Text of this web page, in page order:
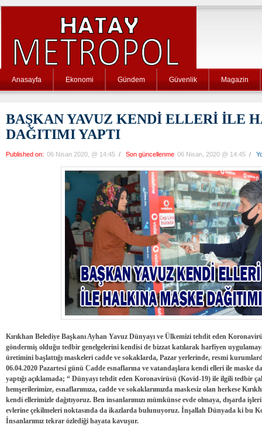
Anasayfa Ekonomi Gündem Güvenlik Magazin
BAŞKAN YAVUZ KENDİ ELLERİ İLE
DAĞITIMI YAPTI
Published on: 06 Nisan 2020, @ 14:45 / Son güncellenme 06 Nisan, 2020 @ 14:45 /
Kırıkhan Belediye Başkanı Ayhan Yavuz Dünyayı ve Ülkemizi tehdit eden
göndermiş olduğu tedbir genelgelerini kendisi de bizzat katılarak harfiyen
üretimini başlattığı maskeleri cadde ve sokaklarda, Pazar yerlerinde, resmi
06.04.2020 Pazartesi günü Cadde esnaflarına ve vatandaşlara kendi elleri ile maske
yaptığı açıklamada; “ Dünyayı tehdit eden Koronavirüsü (Kovid-19) ile ilgili tedbir
hemşerilerimize, esnaflarımıza, cadde ve sokaklarımızda maskesiz olan herkese
kendi ellerimizle dağıtıyoruz. Ben insanlarımızı mümkünse evde olmaya, dışarda
evlerine çekilmeleri noktasında da ikazlarda bulunuyoruz. İnşallah Dünyada ki bu
İnsanlarımız tekrar özlediği hayata kavuşur.